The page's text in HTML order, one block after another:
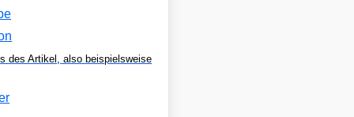
des Artikel, also beispielsweise